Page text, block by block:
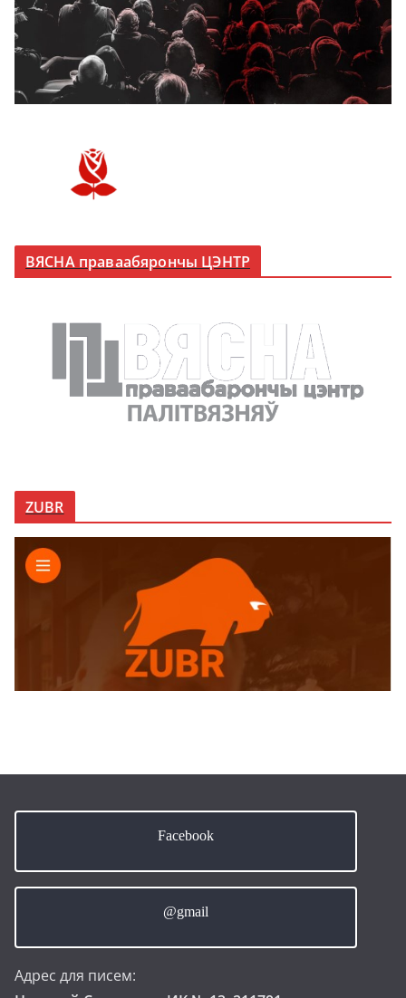
ВЯСНА праваабярончы ЦЭНТР
ZUBR
Facebook
@gmail
Адрес для писем: